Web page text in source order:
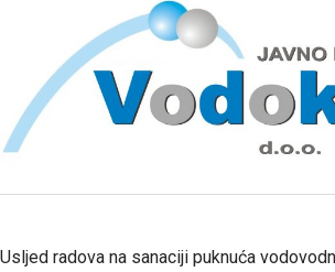
Usljed radova na sanaciji puknuća